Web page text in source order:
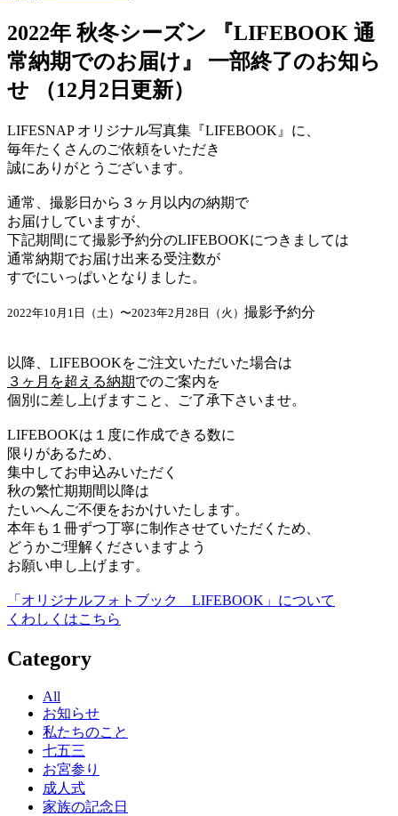
2022年 秋冬シーズン 『LIFEBOOK 通
常納期でのお届け』
一部終了のお知ら
せ
（12月2日更新）
LIFESNAP オリジナル写真集『LIFEBOOK』に、
毎年たくさんのご依頼をいただき
誠にありがとうございます。
通常、撮影日から３ヶ月以内の納期で
お届けしていますが、
下記期間にて撮影予約分のLIFEBOOKにつきましては
通常納期でお届け出来る受注数が
すでにいっぱいとなりました。
2022年10月1日（土）〜2023年2月28日（火） 撮影予約分
以降、LIFEBOOKをご注文いただいた場合は
３ヶ月を超える納期でのご案内を
個別に差し上げますこと、ご了承下さいませ。
LIFEBOOKは１度に作成できる数に
限りがあるため、
集中してお申込みいただく
秋の繁忙期期間以降は
たいへんご不便をおかけいたします。
本年も１冊ずつ丁寧に制作させていただくため、
どうかご理解くださいますよう
お願い申し上げます。
「オリジナルフォトブック LIFEBOOK」について
くわしくはこちら
Category
All
お知らせ
私たちのこと
七五三
お宮参り
成人式
家族の記念日